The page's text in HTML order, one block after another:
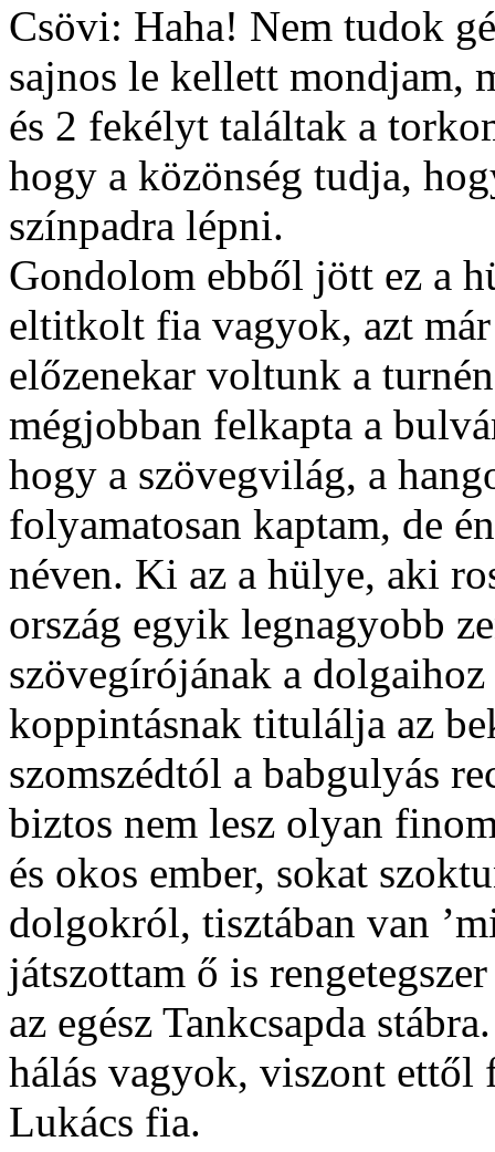
Csövi: Haha! Nem tudok
sajnos le kellett mondjam,
és 2 fekélyt találtak a
hogy a közönség tudja,
színpadra lépni.
Gondolom ebből jött ez a
eltitkolt fia vagyok, azt
előzenekar voltunk a
mégjobban felkapta a
hogy a szövegvilág, a
folyamatosan kaptam, de
néven. Ki az a hülye, aki
ország egyik legnagyobb
szövegírójának a
koppintásnak titulálja az
szomszédtól a babgulyás
biztos nem lesz olyan
és okos ember, sokat
dolgokról, tisztában van
játszottam ő is
az egész Tankcsapda
hálás vagyok, viszont
Lukács fia.